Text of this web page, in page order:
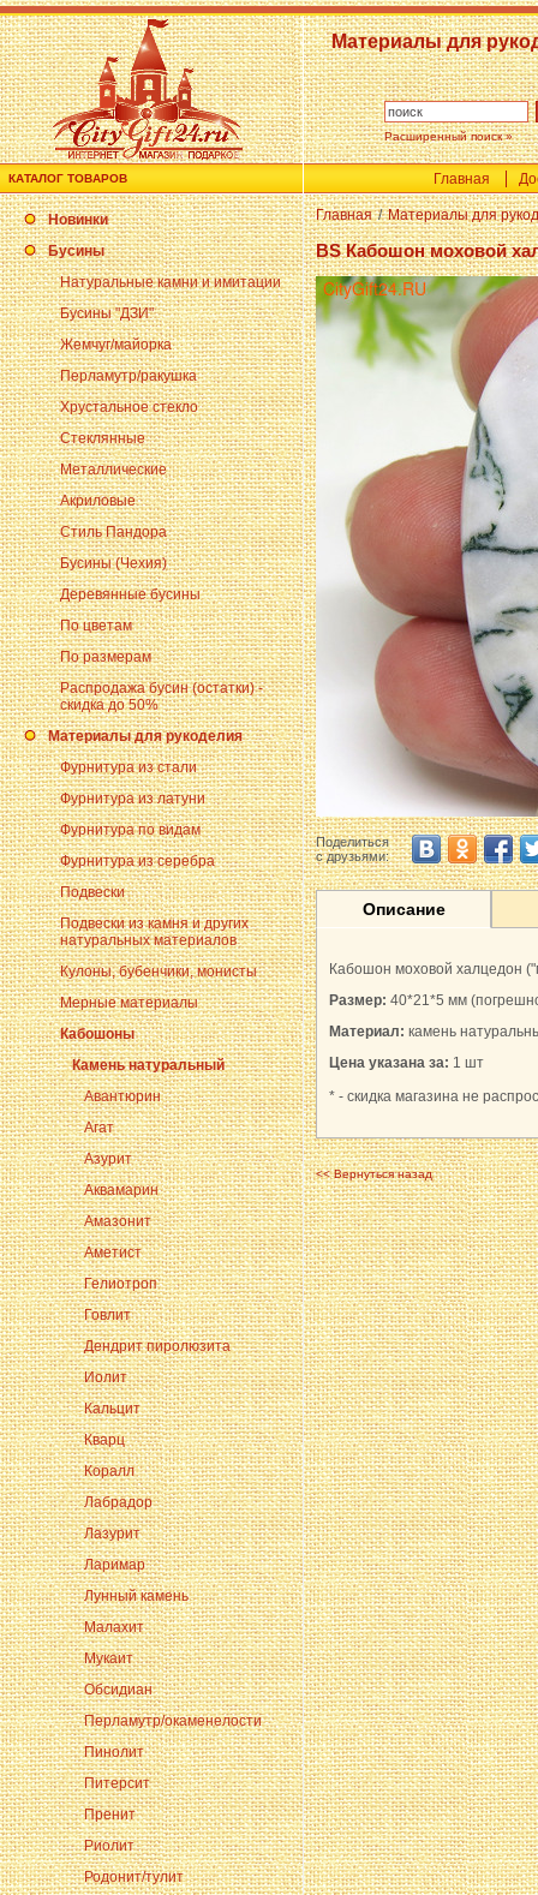
Материалы для
Расширенный поиск »
КАТАЛОГ ТОВАРОВ Главная
Новинки
Бусины
Натуральные камни и имитации
Бусины "ДЗИ"
Жемчуг/майорка
Перламутр/ракушка
Хрустальное стекло
Стеклянные
Металлические
Акриловые
Стиль Пандора
Бусины (Чехия)
Деревянные бусины
По цветам
По размерам
Распродажа бусин (остатки) -
скидка до 50%
Материалы для рукоделия
Фурнитура из стали
Фурнитура из латуни
Фурнитура по видам
Фурнитура из серебра
Подвески
Подвески из камня и других
натуральных материалов
Кулоны, бубенчики, монисты
Мерные материалы
Кабошоны
Камень натуральный
Авантюрин
Агат
Азурит
Аквамарин
Амазонит
Аметист
Гелиотроп
Говлит
Дендрит пиролюзита
Иолит
Кальцит
Кварц
Коралл
Лабрадор
Лазурит
Ларимар
Лунный камень
Малахит
Мукаит
Обсидиан
Перламутр/окаменелости
Пинолит
Питерсит
Пренит
Риолит
Родонит/тулит
Главная / Материалы для
BS Кабошон моховой
Поделиться
с друзьями:
Описание
Кабошон моховой халцедон
Размер: 40*21*5 мм
Материал: камень
Цена указана за: 1 шт
* - скидка магазина не
<< Вернуться назад